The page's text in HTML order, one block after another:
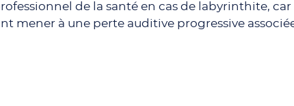
de la santé en cas de labyrinthite, car
mener à une perte auditive progressive